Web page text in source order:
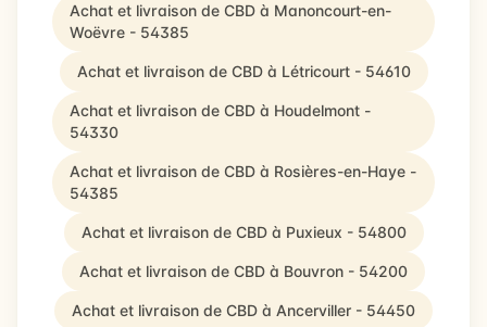
Achat et livraison de CBD à Manoncourt-en-
Woëvre - 54385
Achat et livraison de CBD à Létricourt - 54610
Achat et livraison de CBD à Houdelmont -
54330
Achat et livraison de CBD à Rosières-en-Haye -
54385
Achat et livraison de CBD à Puxieux - 54800
Achat et livraison de CBD à Bouvron - 54200
Achat et livraison de CBD à Ancerviller - 54450